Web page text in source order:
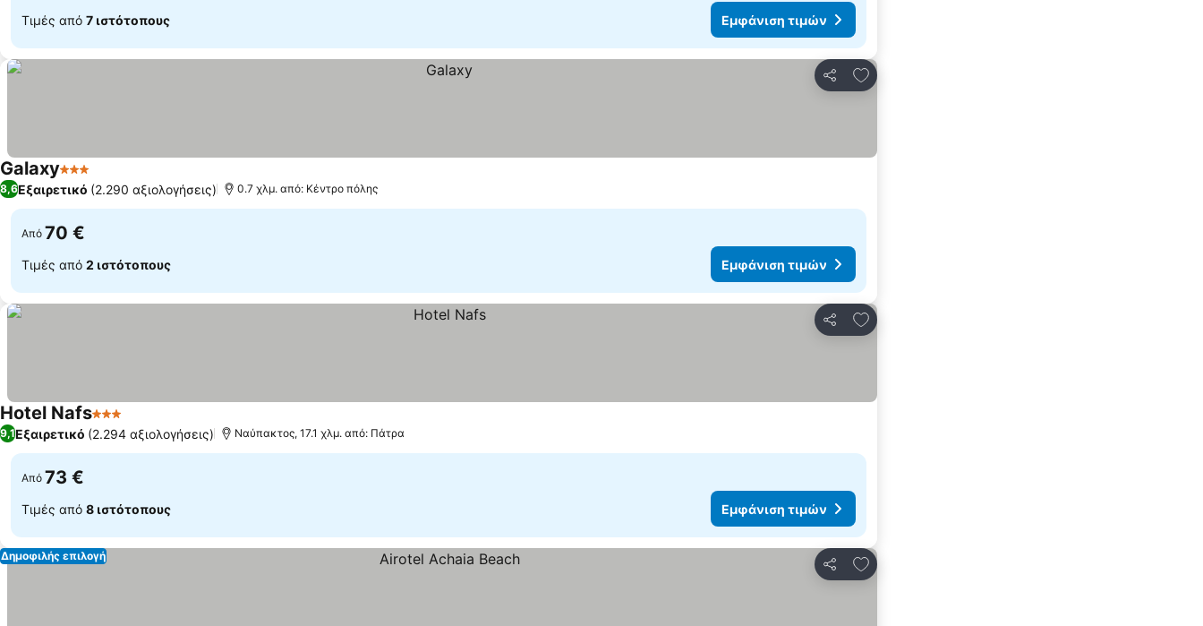
Τιμές από 7 ιστότοπους Εμφάνιση τιμών
Κοινοποίηση
Προσθήκη στα αγαπημένα
Galaxy3 Αστέρια
8,6Εξαιρετικό (2.290 αξιολογήσεις) 0.7 χλμ. από: Κέντρο πόλης
Από 70 €
Τιμές από 2 ιστότοπους Εμφάνιση τιμών
Κοινοποίηση
Προσθήκη στα αγαπημένα
Hotel Nafs3 Αστέρια
9,1Εξαιρετικό (2.294 αξιολογήσεις) Ναύπακτος, 17.1 χλμ. από: Πάτρα
Από 73 €
Τιμές από 8 ιστότοπους Εμφάνιση τιμών
Κοινοποίηση
Προσθήκη στα αγαπημένα
Δημοφιλής επιλογή